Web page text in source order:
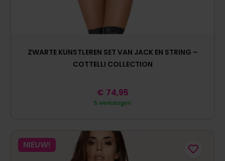
ZWARTE KUNSTLEREN SET VAN JACK EN STRING –
COTTELLI COLLECTION
5 werkdagen
€ 74,95
NIEUW!